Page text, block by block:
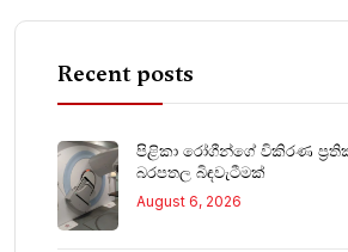
Recent posts
පිළිකා රෝගීන්ගේ විකිරණ
බරපතල බිඳවැටීමක්
August 6, 2026